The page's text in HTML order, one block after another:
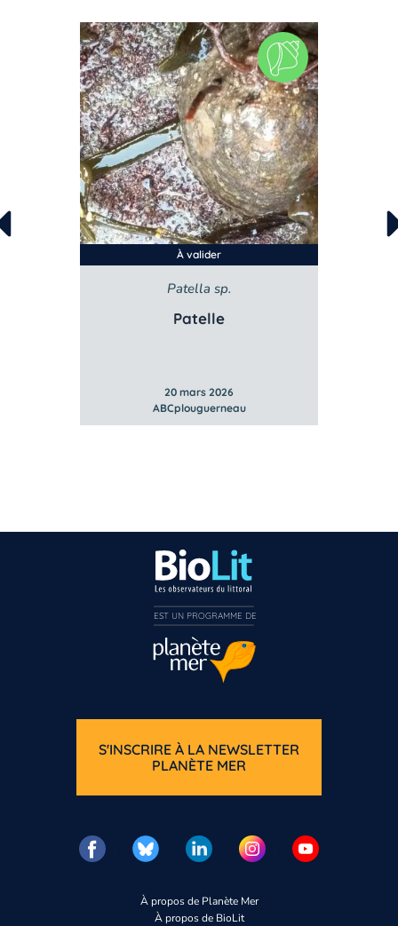
À valider
Patella sp.
Patelle
20 mars 2026
ABCplouguerneau
À propos de Planète Mer
À propos de BioLit
S'INSCRIRE À LA NEWSLETTER
PLANÈTE MER